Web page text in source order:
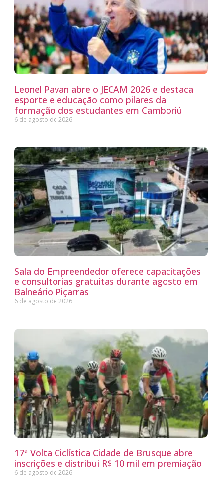
Leonel Pavan abre o JECAM 2026 e destaca
esporte e educação como pilares da
formação dos estudantes em Camboriú
6 de agosto de 2026
Sala do Empreendedor oferece capacitações
e consultorias gratuitas durante agosto em
Balneário Piçarras
6 de agosto de 2026
17ª Volta Ciclística Cidade de Brusque abre
inscrições e distribui R$ 10 mil em premiação
6 de agosto de 2026